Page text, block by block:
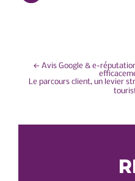
← Avis Google & e-
Le parcours client, un levier